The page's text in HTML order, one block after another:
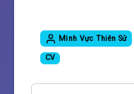
Minh Vực Thiên Sử
CV